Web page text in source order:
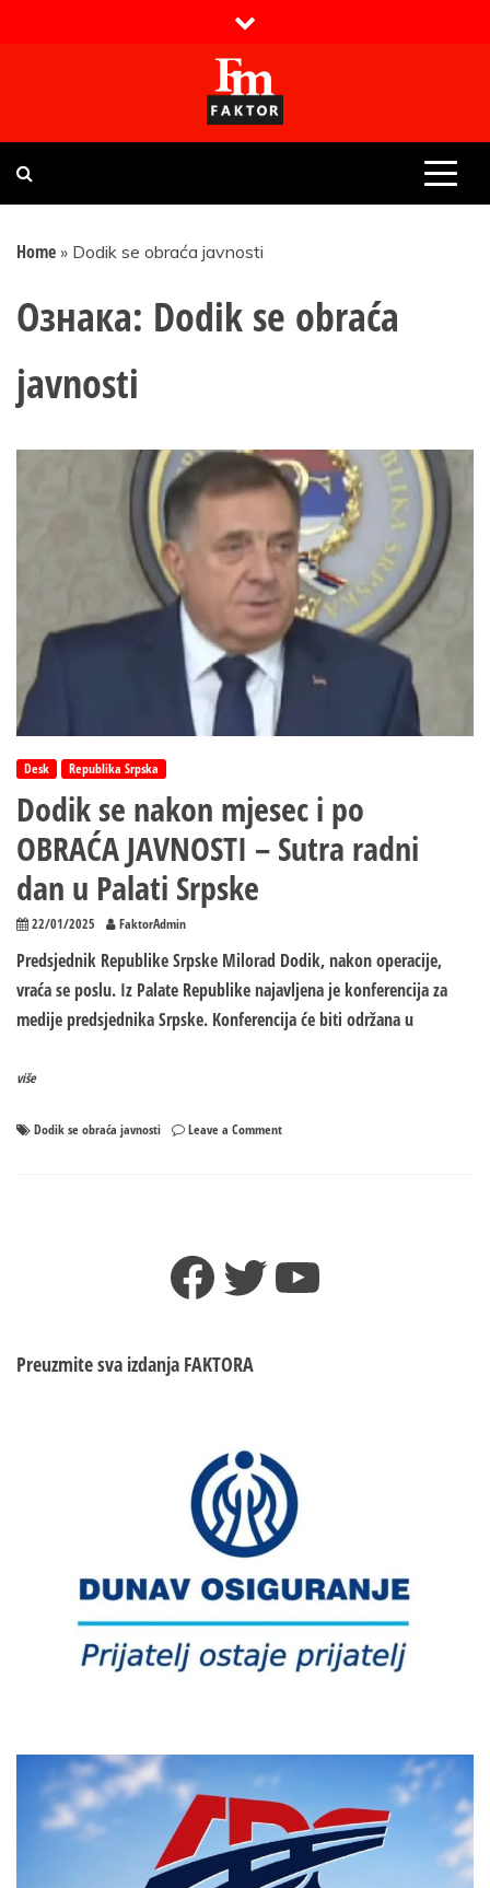
Faktor magazin
Uvijek presudan
Home » Dodik se obraća javnosti
Ознака: Dodik se obraća
javnosti
Desk Republika Srpska
Dodik se nakon mjesec i po
OBRAĆA JAVNOSTI – Sutra radni
dan u Palati Srpske
22/01/2025 FaktorAdmin
Predsjednik Republike Srpske Milorad Dodik, nakon operacije,
vraća se poslu. Iz Palate Republike najavljena je konferencija za
medije predsjednika Srpske. Konferencija će biti održana u
više
Dodik se obraća javnosti Leave a Commenton
po
OBRAĆA
Facebook
TwitterYouTube
Preuzmite sva izdanja FAKTORA